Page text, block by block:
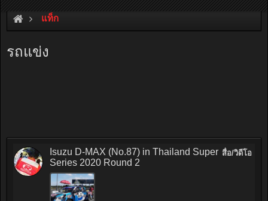
แท็ก
รถแข่ง
สื่อ/วิดีโอ
Isuzu D-MAX (No.87) in Thailand Super
Series 2020 Round 2